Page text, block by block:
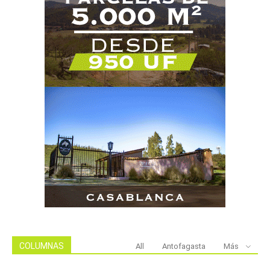
COLUMNAS All Antofagasta Más